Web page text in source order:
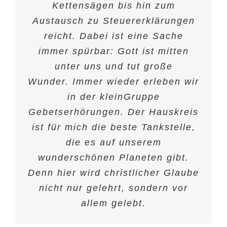
Kettensägen bis hin zum
Austausch zu Steuererklärungen
reicht. Dabei ist eine Sache
immer spürbar: Gott ist mitten
unter uns und tut große
Wunder. Immer wieder erleben wir
in der kleinGruppe
Gebetserhörungen. Der Hauskreis
ist für mich die beste Tankstelle,
die es auf unserem
wunderschönen Planeten gibt.
Denn hier wird christlicher Glaube
nicht nur gelehrt, sondern vor
allem gelebt.
Gaby
erfahren immer wieder
Ermutigung. Manchmal nehme ich
dort Gottes Reden für mich ganz
persönlich wahr, manchmal bin
ich tief berührt. Für andere im
Gebet einzustehen, beschenkt
mich selbst und ich bin dankbar
für jedes empfangene Gebet.
Auch lerne ich dort immer mehr,
vom Leistungsdenken
wegzukommen. Trotz meiner
vielen Schicksalsschläge sehe ich
inzwischen, dass Gott es wirklich
gut mit mir meint und nähere mich
unter uns tut. Einer unserer
Schwerpunkte ist die
Gemeinschaft miteinander – dass
jeder sein darf und sich gut
aufgehoben fühlt. Freude, Nöte,
Fragen und Zweifel werden
miteinander geteilt. Ein weiterer
Schwerpunkt ist, dass wir
gemeinsam Gott begegnen
wollen, ihm die Möglichkeit
geben, in unser Leben
hineinzusprechen. Ich bin sehr
dankbar für meine kleinGruppe.